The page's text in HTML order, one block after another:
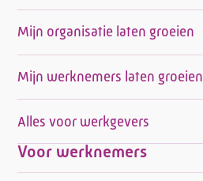
Mijn organisatie laten groeien
Mijn werknemers laten groeien
Alles voor werkgevers
Voor werknemers